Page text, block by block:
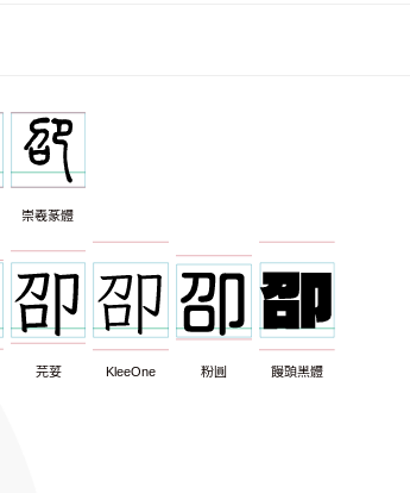
崇羲篆體
芫荽 KleeOne 粉圓 饅頭黑體